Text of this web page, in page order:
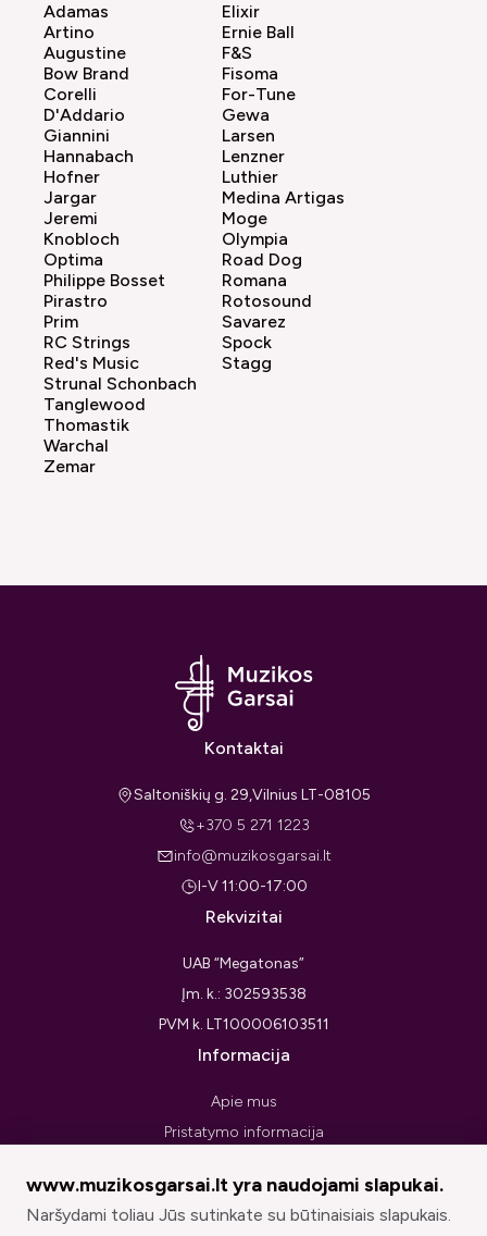
Adamas
Artino
Augustine
Bow Brand
Corelli
D'Addario
Elixir
Ernie Ball
F&S
Fisoma
For-Tune
Gewa
Giannini
Hannabach
Hofner
Jargar
Jeremi
Knobloch
Larsen
Lenzner
Luthier
Medina Artigas
Moge
Olympia
Optima
Philippe Bosset
Pirastro
Prim
RC Strings
Red's Music
Road Dog
Romana
Rotosound
Savarez
Spock
Stagg
Strunal Schonbach
Tanglewood
Thomastik
Warchal
Zemar
Kontaktai
Saltoniškių g. 29,Vilnius LT-08105
+370 5 271 1223
info@muzikosgarsai.lt
I-V 11:00-17:00
Rekvizitai
UAB “Megatonas”
Įm. k.: 302593538
PVM k. LT100006103511
Informacija
Apie mus
Pristatymo informacija
Pirkimo taisyklės ir sąlygos
Prekių grąžinimo forma
www.muzikosgarsai.lt yra naudojami slapukai.
Naršydami toliau Jūs sutinkate su būtinaisiais slapukais.